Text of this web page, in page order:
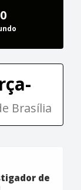
Brasília
de